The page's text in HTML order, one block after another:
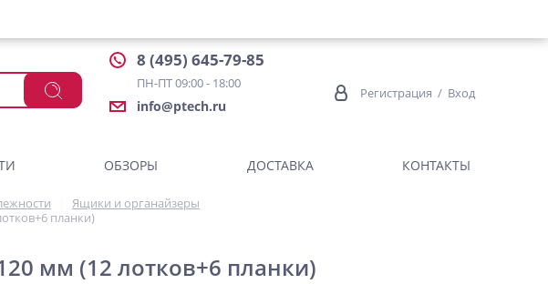
8 (495) 645-79-85
ПН-ПТ 09:00 - 18:00
info@ptech.ru
Регистрация / Вход
ОБЗОРЫ ДОСТАВКА КОНТАКТЫ
Ящики и органайзеры
планки)
мм (12 лотков+6 планки)